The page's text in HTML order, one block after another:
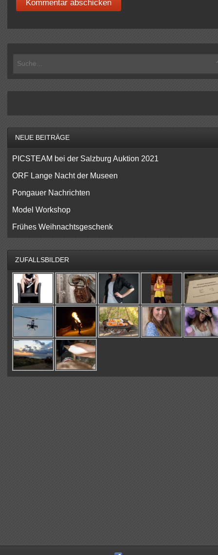
NEUE BEITRÄGE
PICSTEAM bei der Salzburg Auktion 2021
ORF Lange Nacht der Museen
Pongauer Nachrichten
Model Workshop
Frühes Weihnachtsgeschenk
ZUFALLSBILDER